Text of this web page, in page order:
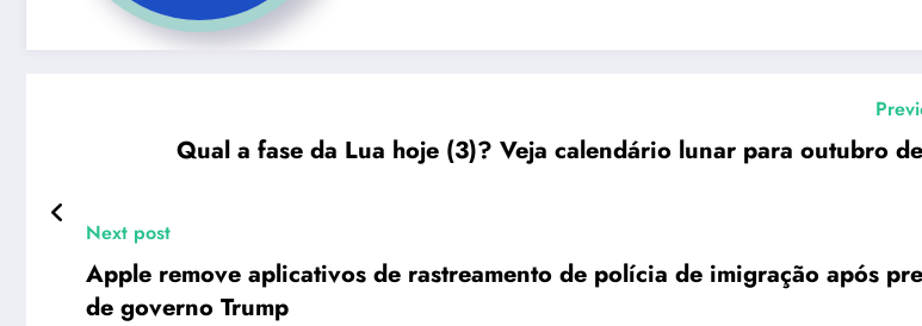
Qual a fase da Lua hoje (3)? Veja calendário lunar para outubro
Next post
Apple remove aplicativos de rastreamento de polícia de imigração após
de governo Trump